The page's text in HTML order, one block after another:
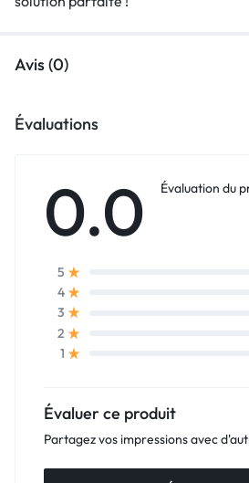
Avis (0)
Évaluations
0.0 Évaluation du
5
4
3
2
1
Évaluer ce produit
Partagez vos impressions avec